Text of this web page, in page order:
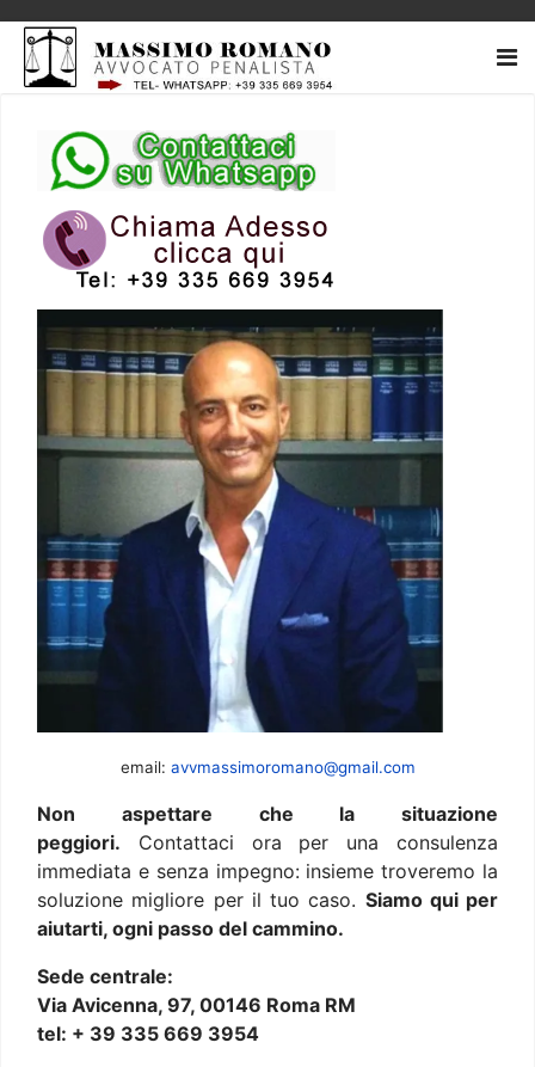
email: avvmassimoromano@gmail.com
Non aspettare che la situazione
peggiori. Contattaci ora per una consulenza
immediata e senza impegno: insieme troveremo la
soluzione migliore per il tuo caso. Siamo qui per
aiutarti, ogni passo del cammino.
Sede centrale:
Via Avicenna, 97, 00146 Roma RM
tel: + 39 335 669 3954